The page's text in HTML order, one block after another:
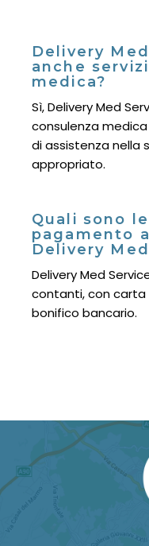
Delivery
anche
medica?
Sì, Delivery Med
consulenza
di assistenza nella
appropriato.
Quali sono
pagamento
Delivery
Delivery Med
contanti, con
bonifico bancario.